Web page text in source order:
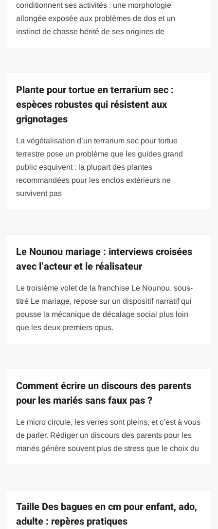
conditionnent ses activités : une morphologie
allongée exposée aux problèmes de dos et un
instinct de chasse hérité de ses origines de
Plante pour tortue en terrarium sec :
espèces robustes qui résistent aux
grignotages
La végétalisation d’un terrarium sec pour tortue
terrestre pose un problème que les guides grand
public esquivent : la plupart des plantes
recommandées pour les enclos extérieurs ne
survivent pas
Le Nounou mariage : interviews croisées
avec l’acteur et le réalisateur
Le troisième volet de la franchise Le Nounou, sous-
titré Le mariage, repose sur un dispositif narratif qui
pousse la mécanique de décalage social plus loin
que les deux premiers opus.
Comment écrire un discours des parents
pour les mariés sans faux pas ?
Le micro circule, les verres sont pleins, et c’est à vous
de parler. Rédiger un discours des parents pour les
mariés génère souvent plus de stress que le choix du
Taille Des bagues en cm pour enfant, ado,
adulte : repères pratiques